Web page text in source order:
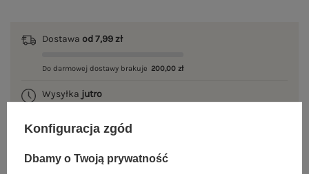
Dostawa od 7,99 zł
Do darmowej dostawy brakuje 200,00 zł
Wysyłka jutro
100 dni na zwrot
Konfiguracja zgód
Dbamy o Twoją prywatność